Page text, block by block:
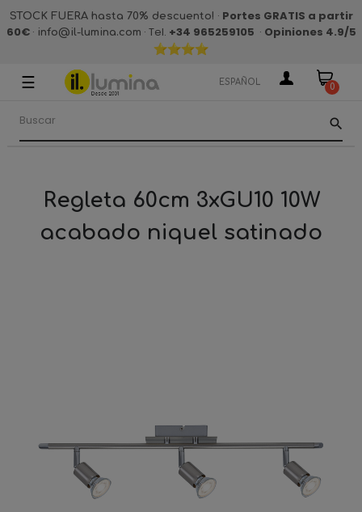
STOCK FUERA hasta 70% descuento! · Portes GRATIS a partir
60€· info@il-lumina.com · Tel. +34 965259105 · Opiniones 4.9/5
Navegación
palanca
☰ ESPAÑOL 0
search
Regleta 60cm 3xGU10 10W
acabado niquel satinado